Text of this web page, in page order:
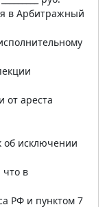
в Арбитражный
исполнительному
от ареста
об исключении
что в
РФ и пунктом 7